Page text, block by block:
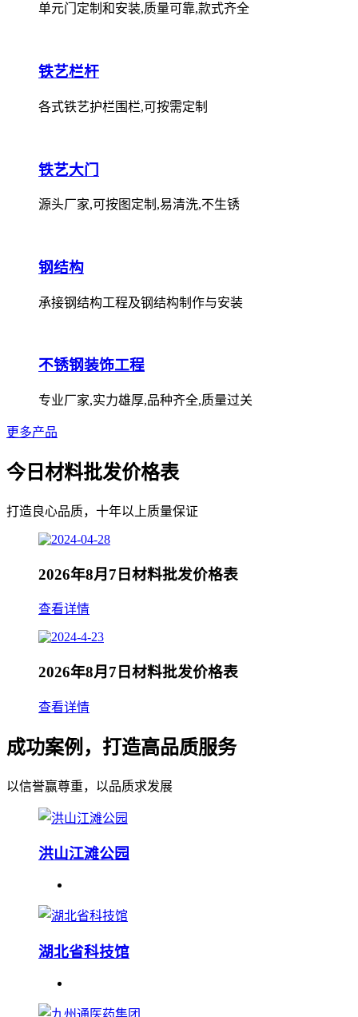
单元门定制和安装,质量可靠,款式齐全
铁艺栏杆
各式铁艺护栏围栏,可按需定制
铁艺大门
源头厂家,可按图定制,易清洗,不生锈
钢结构
承接钢结构工程及钢结构制作与安装
不锈钢装饰工程
专业厂家,实力雄厚,品种齐全,质量过关
更多产品
今日材料批发价格表
打造良心品质，十年以上质量保证
2026年8月7日材料批发价格表
查看详情
2026年8月7日材料批发价格表
查看详情
成功案例，打造高品质服务
以信誉赢尊重，以品质求发展
洪山江滩公园
湖北省科技馆